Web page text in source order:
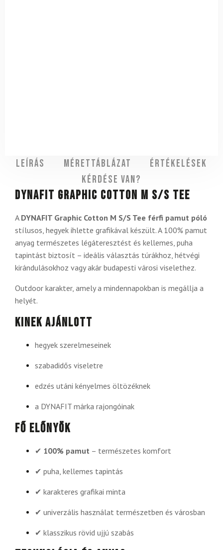
Leírás Mérettáblázat
Értékelések
Kérdése van?
DYNAFIT Graphic Cotton M S/S Tee
A DYNAFIT Graphic Cotton M S/S Tee férfi pamut póló
stílusos, hegyek ihlette grafikával készült. A 100% pamut
anyag természetes légáteresztést és kellemes, puha
tapintást biztosít – ideális választás túrákhoz, hétvégi
kirándulásokhoz vagy akár budapesti városi viselethez.
Outdoor karakter, amely a mindennapokban is megállja a
helyét.
Kinek ajánlott
hegyek szerelmeseinek
szabadidős viseletre
edzés utáni kényelmes öltözéknek
a DYNAFIT márka rajongóinak
Fő előnyök
✔ 100% pamut – természetes komfort
✔ puha, kellemes tapintás
✔ karakteres grafikai minta
✔ univerzális használat természetben és városban
✔ klasszikus rövid ujjú szabás